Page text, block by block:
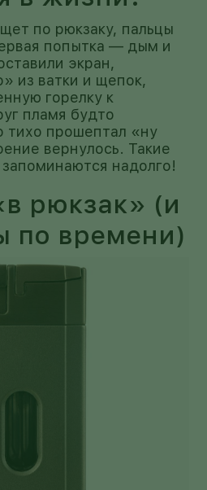
по рюкзаку, пальцы
попытка — дым и
экран,
из ватки и щепок,
горелку к
пламя будто
тихо прошептал «ну
вернулось. Такие
надолго!
рюкзак» (и
по времени)